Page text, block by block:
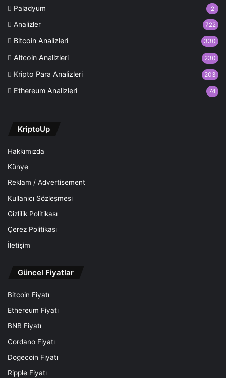
Paladyum 2
Analizler 722
Bitcoin Analizleri 330
Altcoin Analizleri 230
Kripto Para Analizleri 203
Ethereum Analizleri 74
KriptoUp
Hakkımızda
Künye
Reklam / Advertisement
Kullanıcı Sözleşmesi
Gizlilik Politikası
Çerez Politikası
İletişim
Güncel Fiyatlar
Bitcoin Fiyatı
Ethereum Fiyatı
BNB Fiyatı
Cordano Fiyatı
Dogecoin Fiyatı
Ripple Fiyatı